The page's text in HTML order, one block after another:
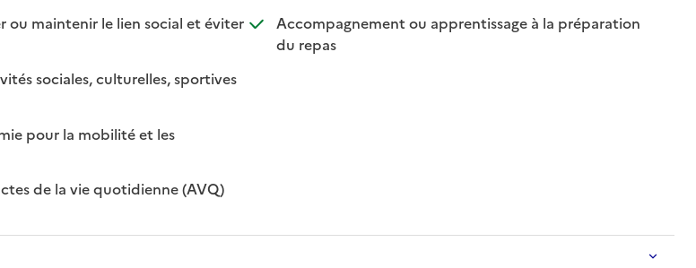
ou maintenir le lien social et éviter
sociales, culturelles, sportives
pour la mobilité et les
de la vie quotidienne (AVQ): disponible
: non disponible
Accompagnement ou apprentissage à la préparation
du repas: disponible
: non disponible